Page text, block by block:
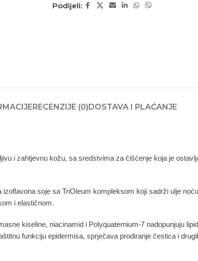
Podijeli:
RECENZIJE (0)DOSTAVA I PLAĆANJE
i zahtjevnu kožu, sa sredstvima za čišćenje koja je
soje sa TriOleum kompleksom koji sadrži ulje
i elastičnom.
kiseline, niacinamid i Polyquaternium-7 nadopunjuju
funkciju epidermisa, sprječava prodiranje čestica i